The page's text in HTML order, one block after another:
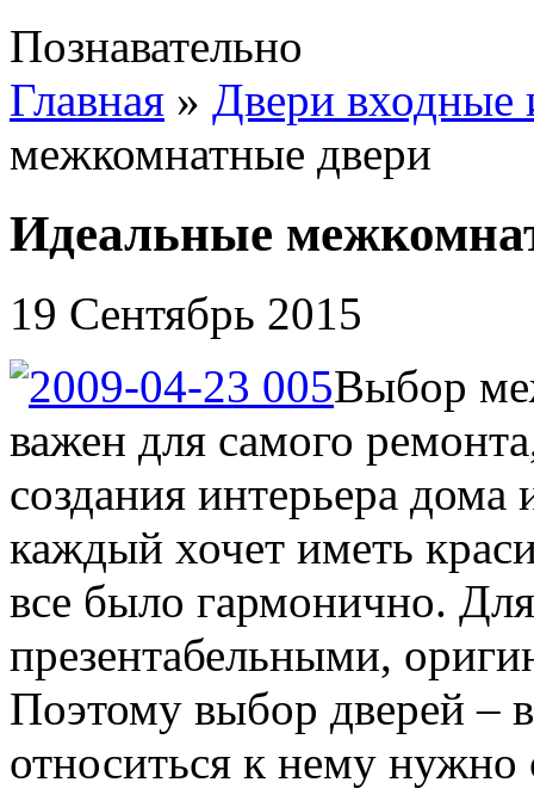
Познавательно
Главная » Двери входные
межкомнатные двери
Идеальные
19 Сентябрь 2015
Выбор
важен для самого
создания интерьера
каждый хочет иметь
все было гармонично.
презентабельными,
Поэтому выбор дверей –
относиться к нему нужно